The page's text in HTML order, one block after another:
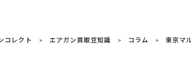
コレクト > エアガン買取豆知識 > コラム > 東京マ